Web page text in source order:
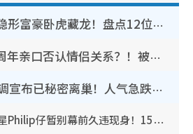
《爱·回家》隐形富豪卧虎藏龙！盘点12位财气逼人的有钱艺人：这位美女3亿身家不愁做
叶泓文拍拖一周年亲口否认情侣关系？！被质疑感情造假竟称GM“普通同事”
30岁男艺人低调宣布已秘密离巢！人气急跌变失踪人口：“这几年过得并不容易”
《爱·回家》童星Philip仔暂别幕前久违现身！15岁近况暴风成长长高变帅气少年